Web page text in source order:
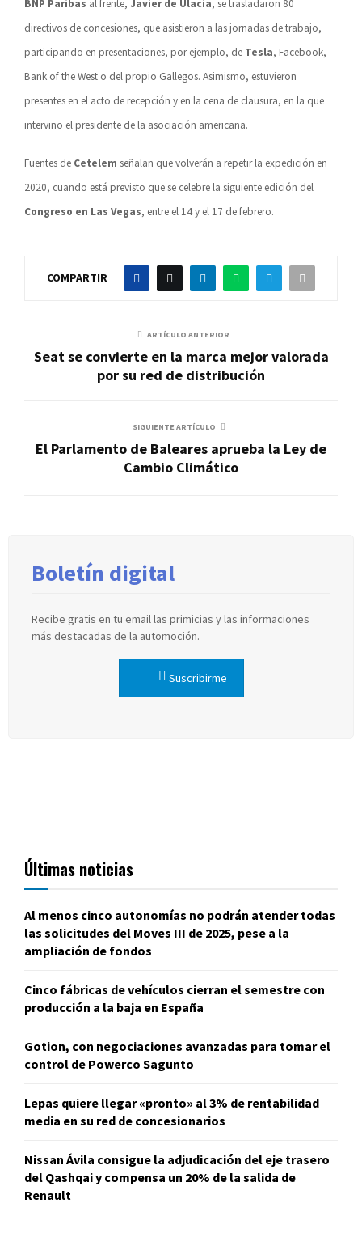
BNP Paribas al frente, Javier de Ulacia, se trasladaron 80
directivos de concesiones, que asistieron a las jornadas de trabajo,
participando en presentaciones, por ejemplo, de Tesla, Facebook,
Bank of the West o del propio Gallegos. Asimismo, estuvieron
presentes en el acto de recepción y en la cena de clausura, en la que
intervino el presidente de la asociación americana.
Fuentes de Cetelem señalan que volverán a repetir la expedición en
2020, cuando está previsto que se celebre la siguiente edición del
Congreso en Las Vegas, entre el 14 y el 17 de febrero.
COMPARTIR
ARTÍCULO ANTERIOR
Seat se convierte en la marca mejor valorada
por su red de distribución
SIGUIENTE ARTÍCULO
El Parlamento de Baleares aprueba la Ley de
Cambio Climático
Boletín digital
Recibe gratis en tu email las primicias y las informaciones
más destacadas de la automoción.
Suscribirme
Últimas noticias
Al menos cinco autonomías no podrán atender todas
las solicitudes del Moves III de 2025, pese a la
ampliación de fondos
Cinco fábricas de vehículos cierran el semestre con
producción a la baja en España
Gotion, con negociaciones avanzadas para tomar el
control de Powerco Sagunto
Lepas quiere llegar «pronto» al 3% de rentabilidad
media en su red de concesionarios
Nissan Ávila consigue la adjudicación del eje trasero
del Qashqai y compensa un 20% de la salida de
Renault